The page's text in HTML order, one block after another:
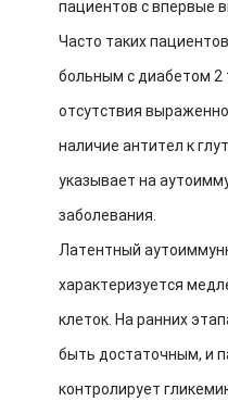
пациентов с впервые
Часто таких
больным с диабетом 2
отсутствия
наличие антител к
указывает на
заболевания.
Латентный
характеризуется
клеток. На ранних
быть достаточным, и
контролирует